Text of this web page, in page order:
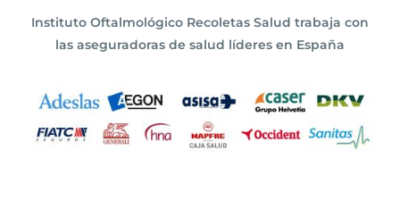
Instituto Oftalmológico Recoletas Salud trabaja con
las aseguradoras de salud líderes en España